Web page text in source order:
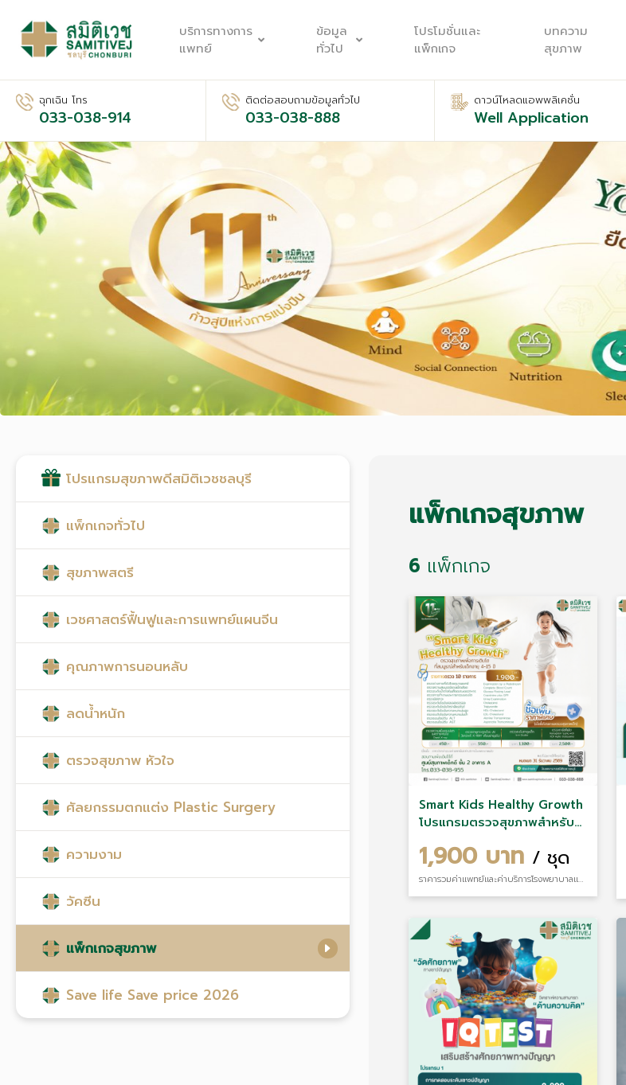
บริการทางการ
แพทย์
ข้อมูล
ทั่วไป
โปรโมชั่นและ
แพ็กเกจ
บทความ
สุขภาพ
ฉุกเฉิน โทร
033-038-914
ติดต่อสอบถามข้อมูลทั่วไป
033-038-888
ดาวน์โหลดแอพพลิเคชั่น
Well Application
โปรแกรมสุขภาพดีสมิติเวชชลบุรี
แพ็กเกจทั่วไป
สุขภาพสตรี
เวชศาสตร์ฟื้นฟูและการแพทย์แผนจีน
คุณภาพการนอนหลับ
ลดน้ำหนัก
ตรวจสุขภาพ หัวใจ
ศัลยกรรมตกแต่ง Plastic Surgery
ความงาม
วัคซีน
แพ็กเกจสุขภาพ
Save life Save price 2026
แพ็กเกจสุขภาพ
6แพ็กเกจ
Smart Kids Healthy Growth
โปรแกรมตรวจสุขภาพสำหรับ
1,900 บาท / ชุด
ราคารวมค่าแพทย์และค่าบริการโรงพยาบาลแล้ว